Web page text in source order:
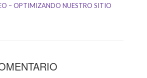
– OPTIMIZANDO NUESTRO SITIO